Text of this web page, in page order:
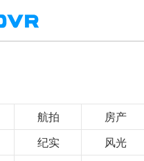
航拍 房产
纪实 风光